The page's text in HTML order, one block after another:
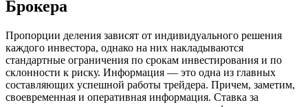
Брокера
Пропорции деления зависят от индивидуального решения
каждого инвестора, однако на них накладываются
стандартные ограничения по срокам инвестирования и по
склонности к риску. Информация — это одна из главных
составляющих успешной работы трейдера. Причем, заметим,
своевременная и оперативная информация. Ставка за